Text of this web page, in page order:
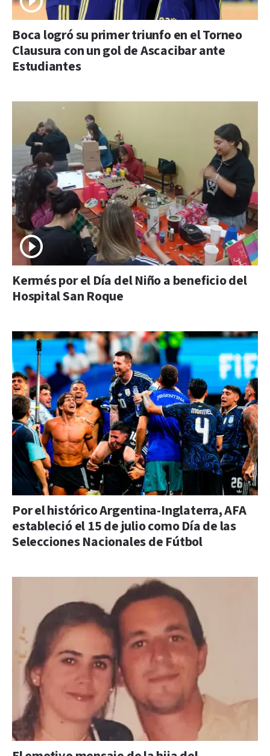
Boca logró su primer triunfo en el Torneo
Clausura con un gol de Ascacibar ante
Estudiantes
Kermés por el Día del Niño a beneficio del
Hospital San Roque
Por el histórico Argentina-Inglaterra, AFA
estableció el 15 de julio como Día de las
Selecciones Nacionales de Fútbol